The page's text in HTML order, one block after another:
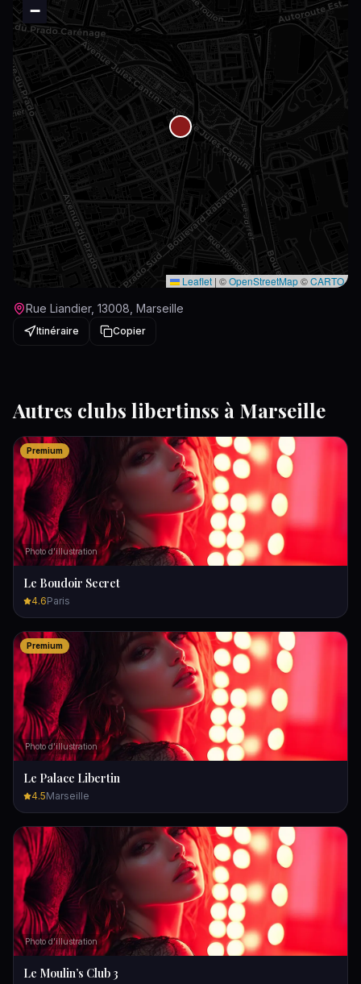
−
Leaflet | ©OpenStreetMap©CARTO
Rue Liandier, 13008, Marseille
Itinéraire Copier
Autres clubs libertinss à Marseille
Photo d'illustration
Premium
Le Boudoir Secret
4.6Paris
Photo d'illustration
Premium
Le Palace Libertin
4.5Marseille
Photo d'illustration
Le Moulin’s Club 3